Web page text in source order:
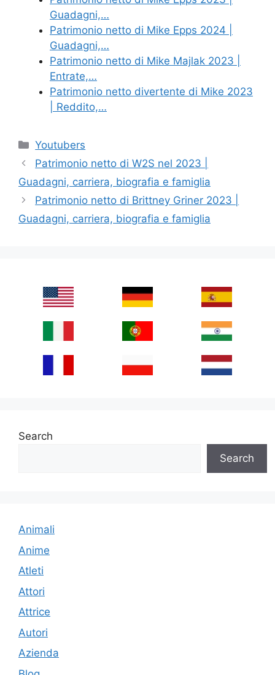
Guadagni,…
Patrimonio netto di Mike Epps 2024 |
Guadagni,…
Patrimonio netto di Mike Majlak 2023 |
Entrate,…
Patrimonio netto divertente di Mike 2023
| Reddito,…
Categories
Youtubers
Patrimonio netto di W2S nel 2023 |
Guadagni, carriera, biografia e famiglia
Patrimonio netto di Brittney Griner 2023 |
Guadagni, carriera, biografia e famiglia
Search
Search
Animali
Anime
Atleti
Attori
Attrice
Autori
Azienda